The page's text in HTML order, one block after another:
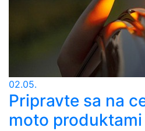
02.05.
Pripravte sa na
moto produktami